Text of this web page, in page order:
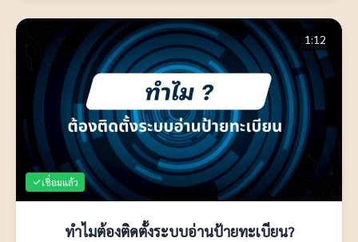
1:12
เชื่อมแล้ว
ทำไมต้องติดตั้งระบบอ่านป้ายทะเบียน?